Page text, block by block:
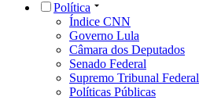
Política
Índice CNN
Governo Lula
Câmara dos Deputados
Senado Federal
Supremo Tribunal Federal
Políticas Públicas